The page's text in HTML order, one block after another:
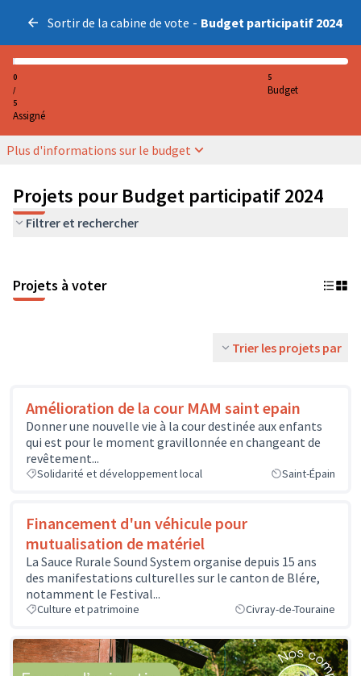
Sortir de la cabine de vote - Budget participatif 2024
0
/
5
Assigné
5
Budget
Plus d'informations sur le budget
Projets pour Budget participatif 2024
Filtrer et rechercher
Projets à voter
Trier les projets par
Amélioration de la cour MAM saint epain
Donner une nouvelle vie à la cour destinée aux enfants
qui est pour le moment gravillonnée en changeant de
revêtement...
Solidarité et développement local Saint-Épain
Financement d'un véhicule pour
mutualisation de matériel
La Sauce Rurale Sound System organise depuis 15 ans
des manifestations culturelles sur le canton de Blére,
notamment le Festival...
Culture et patrimoine Civray-de-Touraine